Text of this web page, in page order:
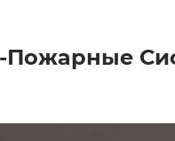
Пожарные